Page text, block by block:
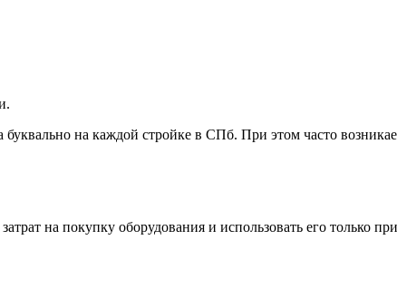
буквально на каждой стройке в СПб. При этом часто
на покупку оборудования и использовать его